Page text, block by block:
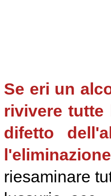
Se eri un
rivivere tutte
difetto
riesaminare